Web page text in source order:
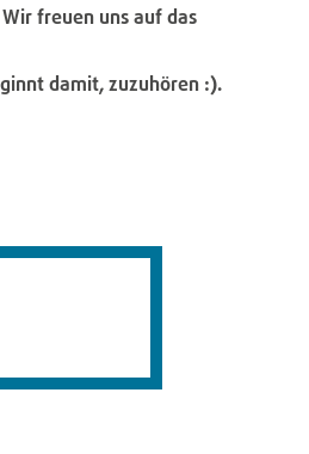
freuen uns auf das
damit, zuzuhören :).